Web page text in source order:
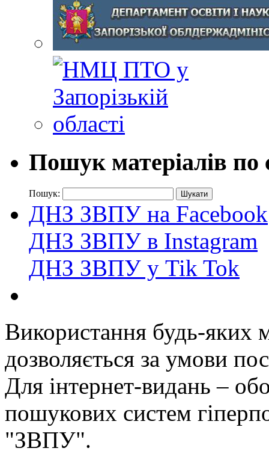
Пошук матеріалів по
Пошук:
ДНЗ ЗВПУ на Facebook
ДНЗ ЗВПУ в Instagram
ДНЗ ЗВПУ у Tik Tok
Використання будь-яких
дозволяється за умови
Для інтернет-видань –
пошукових систем
"ЗВПУ".